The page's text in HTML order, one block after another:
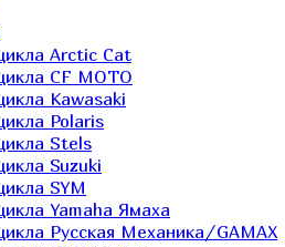
Arctic Cat
CF MOTO
Kawasaki
Polaris
Stels
Suzuki
SYM
Yamaha Ямаха
Русская Механика/GAMAX